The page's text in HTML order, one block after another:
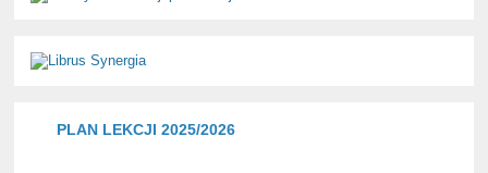
PLAN LEKCJI 2025/2026